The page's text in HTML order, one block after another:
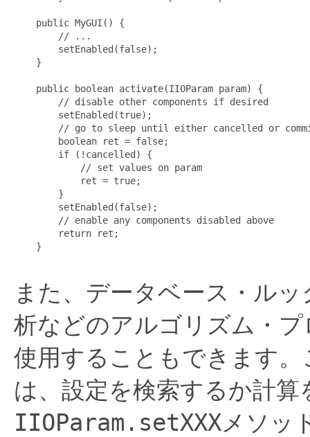
    public MyGUI() {
        // ...
        setEnabled(false);
    }
    public boolean activate(IIOParam param) {
        // disable other components if desired
        setEnabled(true);
// go to sleep until either cancelled or
        boolean ret = false;
        if (!cancelled) {
            // set values on param
            ret = true;
        }
        setEnabled(false);
        // enable any components disabled above
        return ret;
    }
また、データベース・ル
析などのアルゴリズム・
使用することもできます。
は、設定を検索するか計
IIOParam.setXXXメソッ